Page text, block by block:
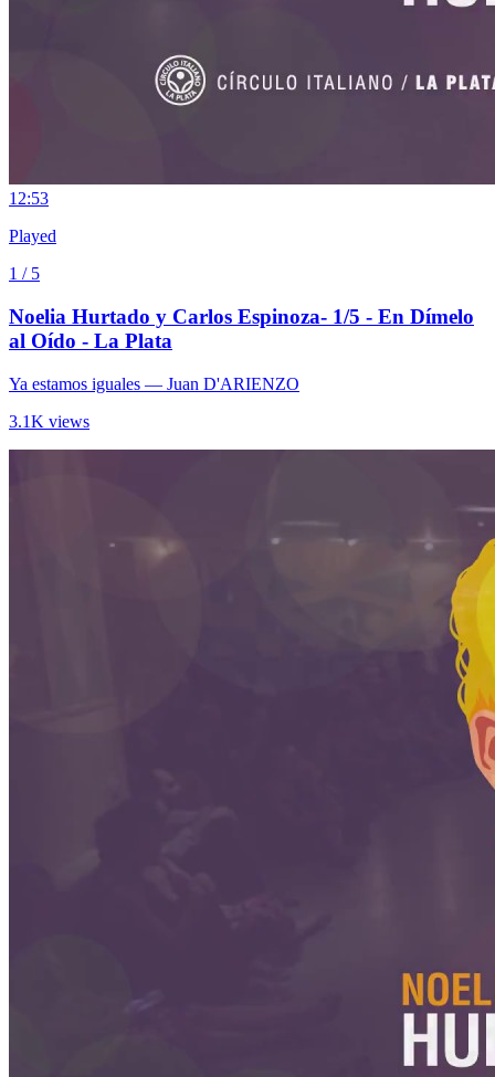
1 2:53
Played
1 / 5
Noelia Hurtado y Carlos Espinoza- 1/5 - En Dímelo
al Oído - La Plata
Ya estamos iguales — Juan D'ARIENZO
3.1K views